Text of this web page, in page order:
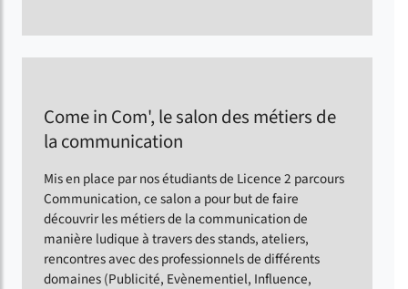
Come in Com', le salon des métiers de
la communication
Mis en place par nos étudiants de Licence 2 parcours
Communication, ce salon a pour but de faire
découvrir les métiers de la communication de
manière ludique à travers des stands, ateliers,
rencontres avec des professionnels de différents
domaines (Publicité, Evènementiel, Influence,